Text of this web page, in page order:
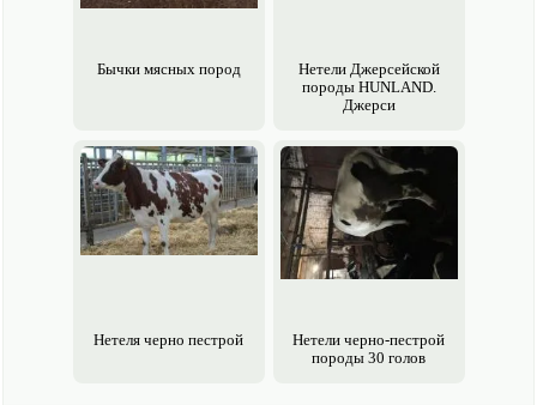
Бычки мясных пород
Нетели Джерсейской
породы HUNLAND.
Джерси
Нетеля черно пестрой
Нетели черно-пестрой
породы 30 голов